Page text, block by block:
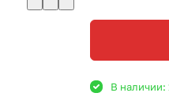
В наличии: